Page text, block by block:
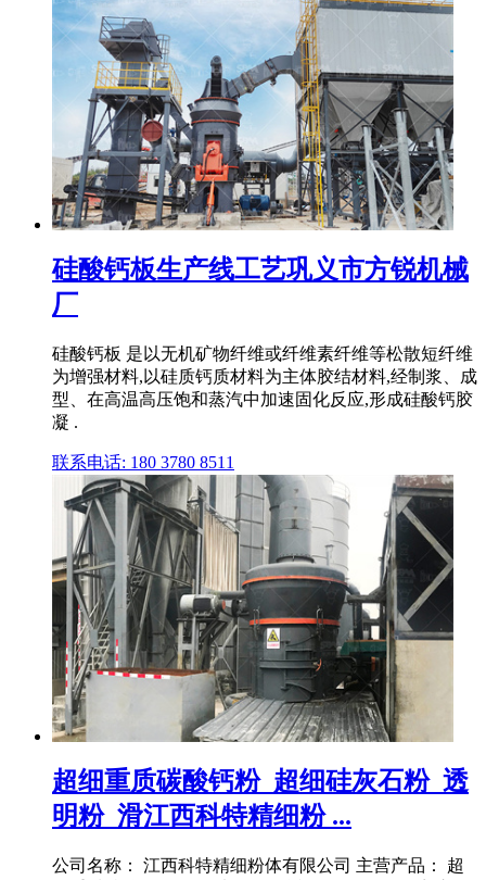
硅酸钙板生产线工艺巩义市方锐机械
厂
硅酸钙板 是以无机矿物纤维或纤维素纤维等松散短纤维
为增强材料,以硅质钙质材料为主体胶结材料,经制浆、成
型、在高温高压饱和蒸汽中加速固化反应,形成硅酸钙胶
凝 .
联系电话: 180 3780 8511
超细重质碳酸钙粉_超细硅灰石粉_透
明粉_滑江西科特精细粉 ...
公司名称： 江西科特精细粉体有限公司 主营产品： 超